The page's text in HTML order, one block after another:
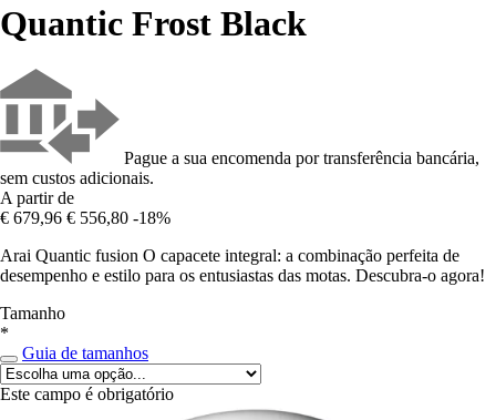
Quantic Frost Black
Pague a sua encomenda por transferência bancária,
sem custos adicionais.
A partir de
€ 679,96 € 556,80 -18%
Arai Quantic fusion O capacete integral: a combinação perfeita de
desempenho e estilo para os entusiastas das motas. Descubra-o agora!
Tamanho
*
Guia de tamanhos
Este campo é obrigatório